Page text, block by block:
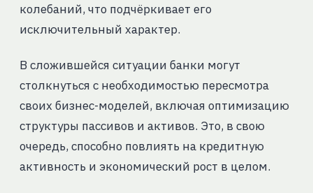
колебаний, что подчёркивает его
исключительный характер.
В сложившейся ситуации банки могут
столкнуться с необходимостью пересмотра
своих бизнес-моделей, включая оптимизацию
структуры пассивов и активов. Это, в свою
очередь, способно повлиять на кредитную
активность и экономический рост в целом.